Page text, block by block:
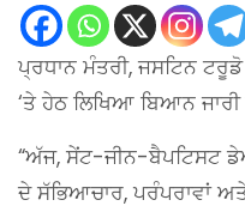
ਪ੍ਰਧਾਨ ਮੰਤਰੀ, ਜਸਟਿਨ
‘ਤੇ ਹੇਠ ਲਿਖਿਆ ਬਿਆਨ ਜਾਰੀ
“ਅੱਜ, ਸੇਂਟ-ਜੀਨ-ਬੈਪਟਿਸਟ
ਦੇ ਸੱਭਿਆਚਾਰ, ਪਰੰਪਰਾਵਾਂ